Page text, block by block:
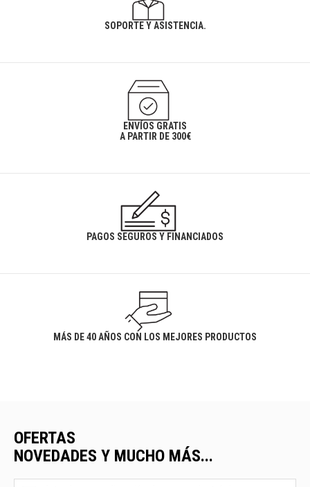
SOPORTE Y ASISTENCIA.
ENVÍOS GRATIS
A PARTIR DE 300€
PAGOS SEGUROS Y FINANCIADOS
MÁS DE 40 AÑOS CON LOS MEJORES PRODUCTOS
OFERTAS
NOVEDADES Y MUCHO MÁS...